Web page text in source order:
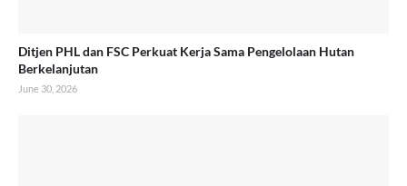
Ditjen PHL dan FSC Perkuat Kerja Sama Pengelolaan Hutan
Berkelanjutan
June 30, 2026